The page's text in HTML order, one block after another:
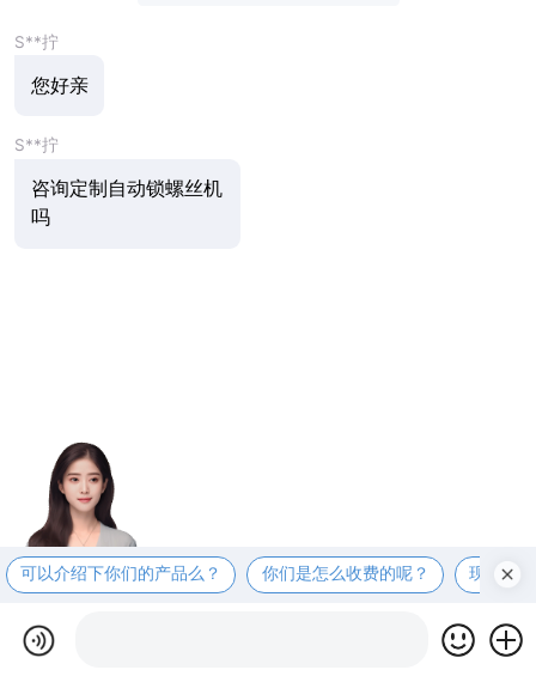
S**拧
您好亲
S**拧
咨询定制自动锁螺丝机
吗
可以介绍下你们的产品么？ 你们是怎么收费的呢？ 现在有